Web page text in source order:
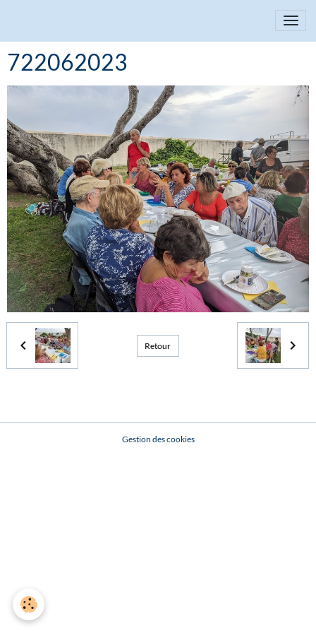
722062023
Retour
Gestion des cookies